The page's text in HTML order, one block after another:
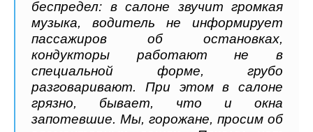
беспредел: в салоне звучит громкая
музыка, водитель не информирует
пассажиров об остановках,
кондукторы работают не в
специальной форме, грубо
разговаривают. При этом в салоне
грязно, бывает, что и окна
запотевшие. Мы, горожане, просим об